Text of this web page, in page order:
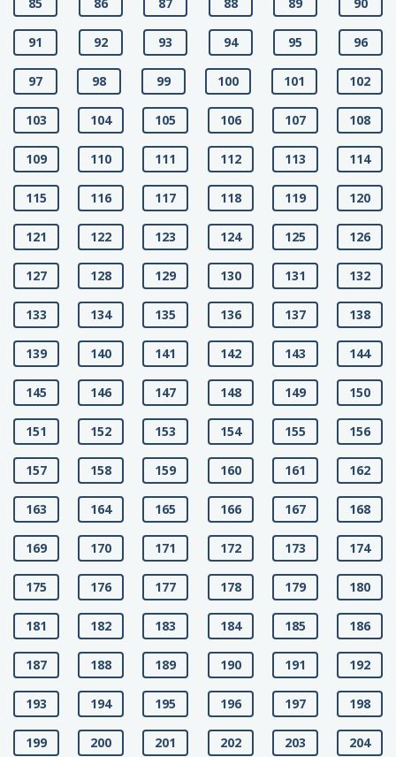
85 86 87 88 89 90
91 92 93 94 95 96
97 98 99 100 101 102
103 104 105 106 107 108
109 110 111 112 113 114
115 116 117 118 119 120
121 122 123 124 125 126
127 128 129 130 131 132
133 134 135 136 137 138
139 140 141 142 143 144
145 146 147 148 149 150
151 152 153 154 155 156
157 158 159 160 161 162
163 164 165 166 167 168
169 170 171 172 173 174
175 176 177 178 179 180
181 182 183 184 185 186
187 188 189 190 191 192
193 194 195 196 197 198
199 200 201 202 203 204